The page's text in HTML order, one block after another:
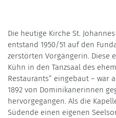
Die heutige Kirche St.
entstand 1950/51 auf den
zerstörten Vorgängerin. Diese
Kühn in den Tanzsaal des
Restaurants“ eingebaut – war
1892 von Dominikanerinnen
hervorgegangen. Als die
Südende einen eigenen